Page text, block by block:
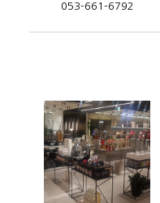
053-661-6792